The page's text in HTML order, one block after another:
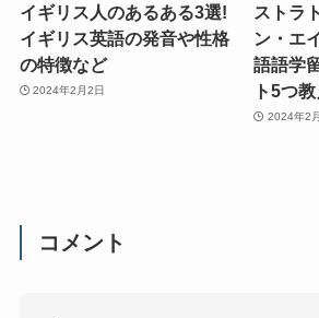
イギリス人のあるある3選!
イギリス英語の発音や性格
の特徴など
2024年2月2日
ストラ
ン・エ
語語学
ト5つ
2024年2
コメント